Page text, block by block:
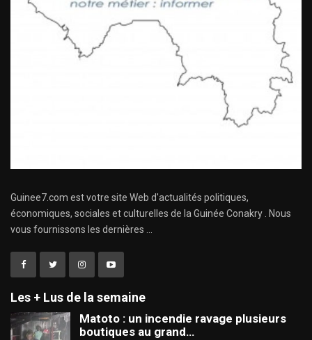
Guinee7.com est votre site Web d'actualités politiques,
économiques, sociales et culturelles de la Guinée Conakry . Nous
vous fournissons les dernières ...
Les + Lus de la semaine
Matoto : un incendie ravage plusieurs
boutiques au grand…